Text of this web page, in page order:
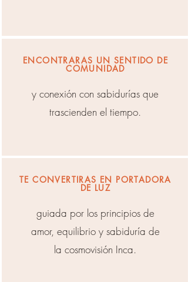
ENCONTRARAS UN SENTIDO DE
COMUNIDAD
y conexión con sabidurías que
trascienden el tiempo.
TE CONVERTIRAS EN PORTADORA
DE LUZ
guiada por los principios de
amor, equilibrio y sabiduría de
la cosmovisión Inca.